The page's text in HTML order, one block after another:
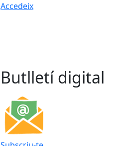
Accedeix
Butlletí digital